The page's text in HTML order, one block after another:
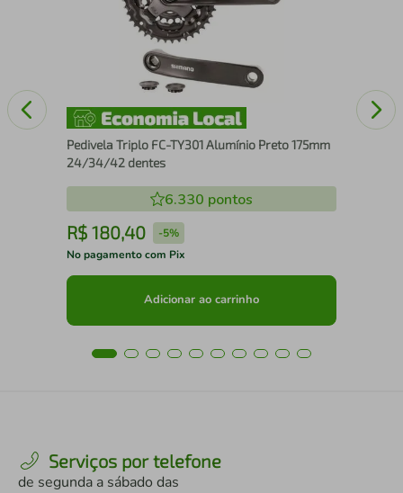
Pedivela Triplo FC-TY301 Alumínio Preto 175mm
24/34/42 dentes
6.330 pontos
R$ 180,40 -5%
No pagamento com Pix
Adicionar ao carrinho
Serviços por telefone
de segunda a sábado das